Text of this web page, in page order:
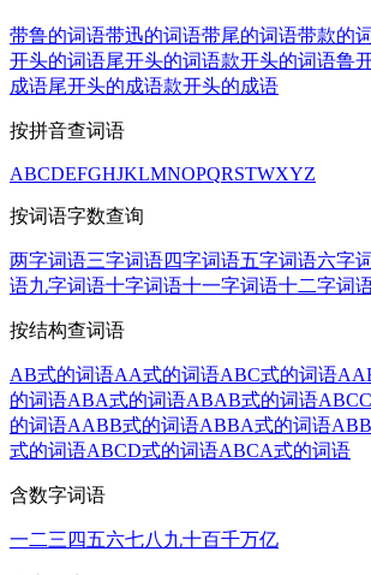
带鲁的词语带迅的词语带尾的词语带款的
开头的词语尾开头的词语款开头的词语鲁
成语尾开头的成语款开头的成语
按拼音查词语
ABCDEFGHJKLMNOPQRSTWXYZ
按词语字数查询
两字词语三字词语四字词语五字词语六字
语九字词语十字词语十一字词语十二字词
按结构查词语
AB式的词语AA式的词语ABC式的词语
的词语ABA式的词语ABAB式的词语
的词语AABB式的词语ABBA式的词语
式的词语ABCD式的词语ABCA式的词语
含数字词语
一二三 四五六七八 九十百千万亿